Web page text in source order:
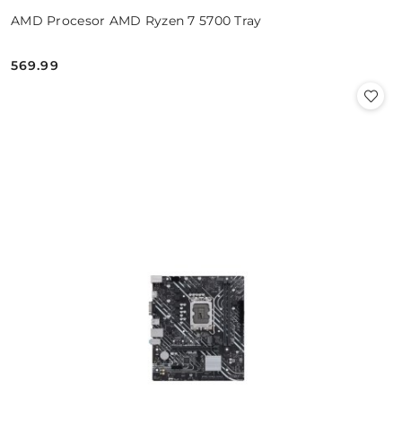
AMD Procesor AMD Ryzen 7 5700 Tray
Cena:
569.99